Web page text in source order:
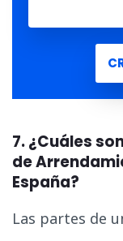
7. ¿Cuáles
de
España?
Las partes de